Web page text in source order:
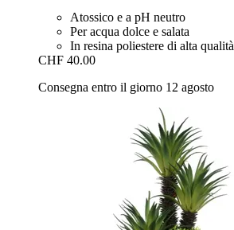
Atossico e a pH neutro
Per acqua dolce e salata
In resina poliestere di alta qualità
CHF 40.00
Consegna entro il giorno 12 agosto